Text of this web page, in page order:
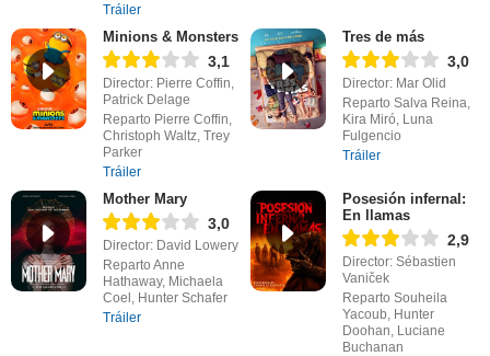
Tráiler
Minions & Monsters
3,1
Director: Pierre Coffin,
Patrick Delage
Reparto Pierre Coffin,
Christoph Waltz, Trey
Parker
Tráiler
Tres de más
3,0
Director: Mar Olid
Reparto Salva Reina,
Kira Miró, Luna
Fulgencio
Tráiler
Mother Mary
3,0
Director: David Lowery
Reparto Anne
Hathaway, Michaela
Coel, Hunter Schafer
Tráiler
Posesión infernal:
En llamas
2,9
Director: Sébastien
Vaniček
Reparto Souheila
Yacoub, Hunter
Doohan, Luciane
Buchanan